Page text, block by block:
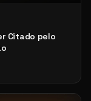
Citado pelo